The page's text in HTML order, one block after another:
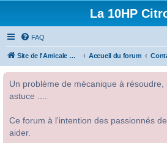
La 10HP
FAQ
Site de l'Amicale Citroën 10HP Accueil du forum
Un problème de mécanique à
astuce ....
Ce forum à l'intention des passionnés
aider.